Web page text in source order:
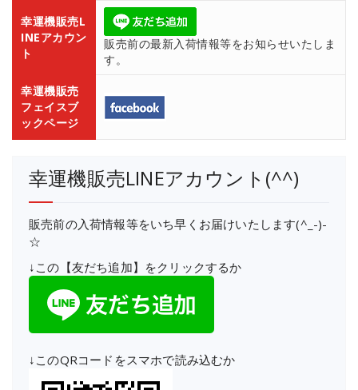
幸運機販売L
INEアカウン
ト
販売前の最新入荷情報等をお知らせいたしま
す。
幸運機販売
フェイスブ
ックページ
幸運機販売LINEアカウント(^^)
販売前の入荷情報等をいち早くお届けいたします(^_-)-
☆
↓この【友だち追加】をクリックするか
↓このQRコードをスマホで読み込むか